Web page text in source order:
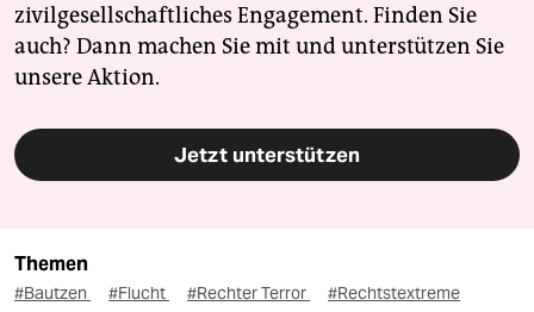
zivilgesellschaftliches Engagement. Finden Sie
auch? Dann machen Sie mit und unterstützen Sie
unsere Aktion.
Jetzt unterstützen
Themen
#Bautzen #Flucht #Rechter Terror
#Rechtstextreme